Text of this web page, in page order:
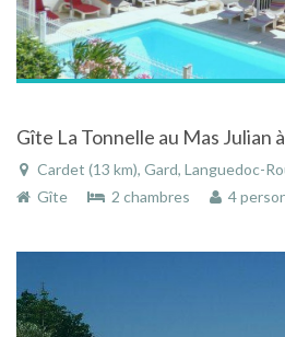
Gîte La Tonnelle au Mas Julian
Cardet (13 km), Gard, Languedoc-
Gîte
2 chambres 4